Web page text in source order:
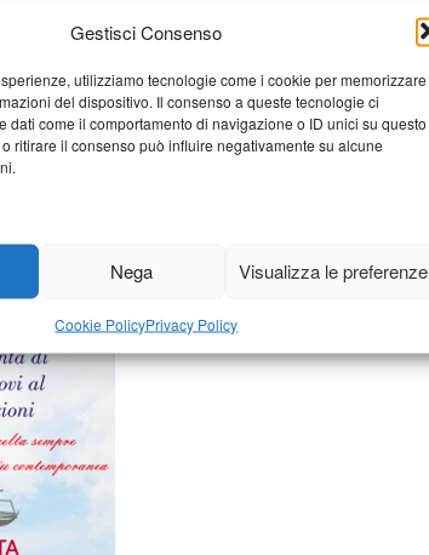
Gestisci Consenso
utilizziamo tecnologie come i cookie per memorizzare
del dispositivo. Il consenso a queste tecnologie ci
dati come il comportamento di navigazione o ID unici su questo
ritirare il consenso può influire negativamente su alcune
Nega Visualizza le preferenze
Cookie PolicyPrivacy Policy
dai